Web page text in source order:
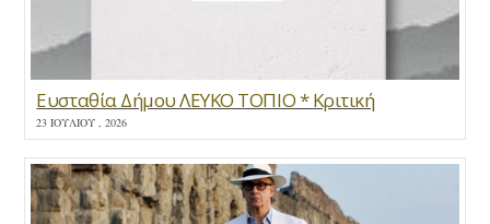
Ευσταθία Δήμου ΛΕΥΚΟ ΤΟΠΙΟ * Κριτική
23 ΙΟΥΛΊΟΥ , 2026